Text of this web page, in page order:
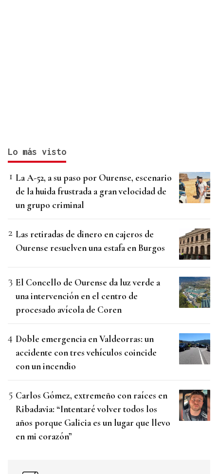
Lo más visto
La A-52, a su paso por Ourense, escenario
de la huida frustrada a gran velocidad de
un grupo criminal
Las retiradas de dinero en cajeros de
Ourense resuelven una estafa en Burgos
El Concello de Ourense da luz verde a
una intervención en el centro de
procesado avícola de Coren
Doble emergencia en Valdeorras: un
accidente con tres vehículos coincide
con un incendio
Carlos Gómez, extremeño con raíces en
Ribadavia: “Intentaré volver todos los
años porque Galicia es un lugar que llevo
en mi corazón”